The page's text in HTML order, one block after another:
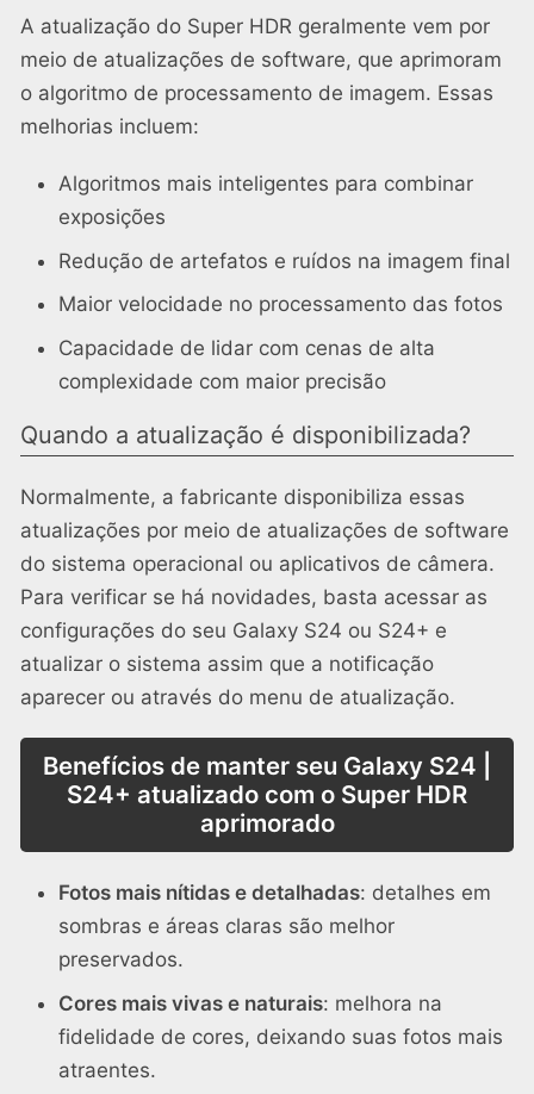
A atualização do Super HDR geralmente vem por
meio de atualizações de software, que aprimoram
o algoritmo de processamento de imagem. Essas
melhorias incluem:
Algoritmos mais inteligentes para combinar
exposições
Redução de artefatos e ruídos na imagem final
Maior velocidade no processamento das fotos
Capacidade de lidar com cenas de alta
complexidade com maior precisão
Quando a atualização é disponibilizada?
Normalmente, a fabricante disponibiliza essas
atualizações por meio de atualizações de software
do sistema operacional ou aplicativos de câmera.
Para verificar se há novidades, basta acessar as
configurações do seu Galaxy S24 ou S24+ e
atualizar o sistema assim que a notificação
aparecer ou através do menu de atualização.
Benefícios de manter seu Galaxy S24 |
S24+ atualizado com o Super HDR
aprimorado
Fotos mais nítidas e detalhadas: detalhes em
sombras e áreas claras são melhor
preservados.
Cores mais vivas e naturais: melhora na
fidelidade de cores, deixando suas fotos mais
atraentes.